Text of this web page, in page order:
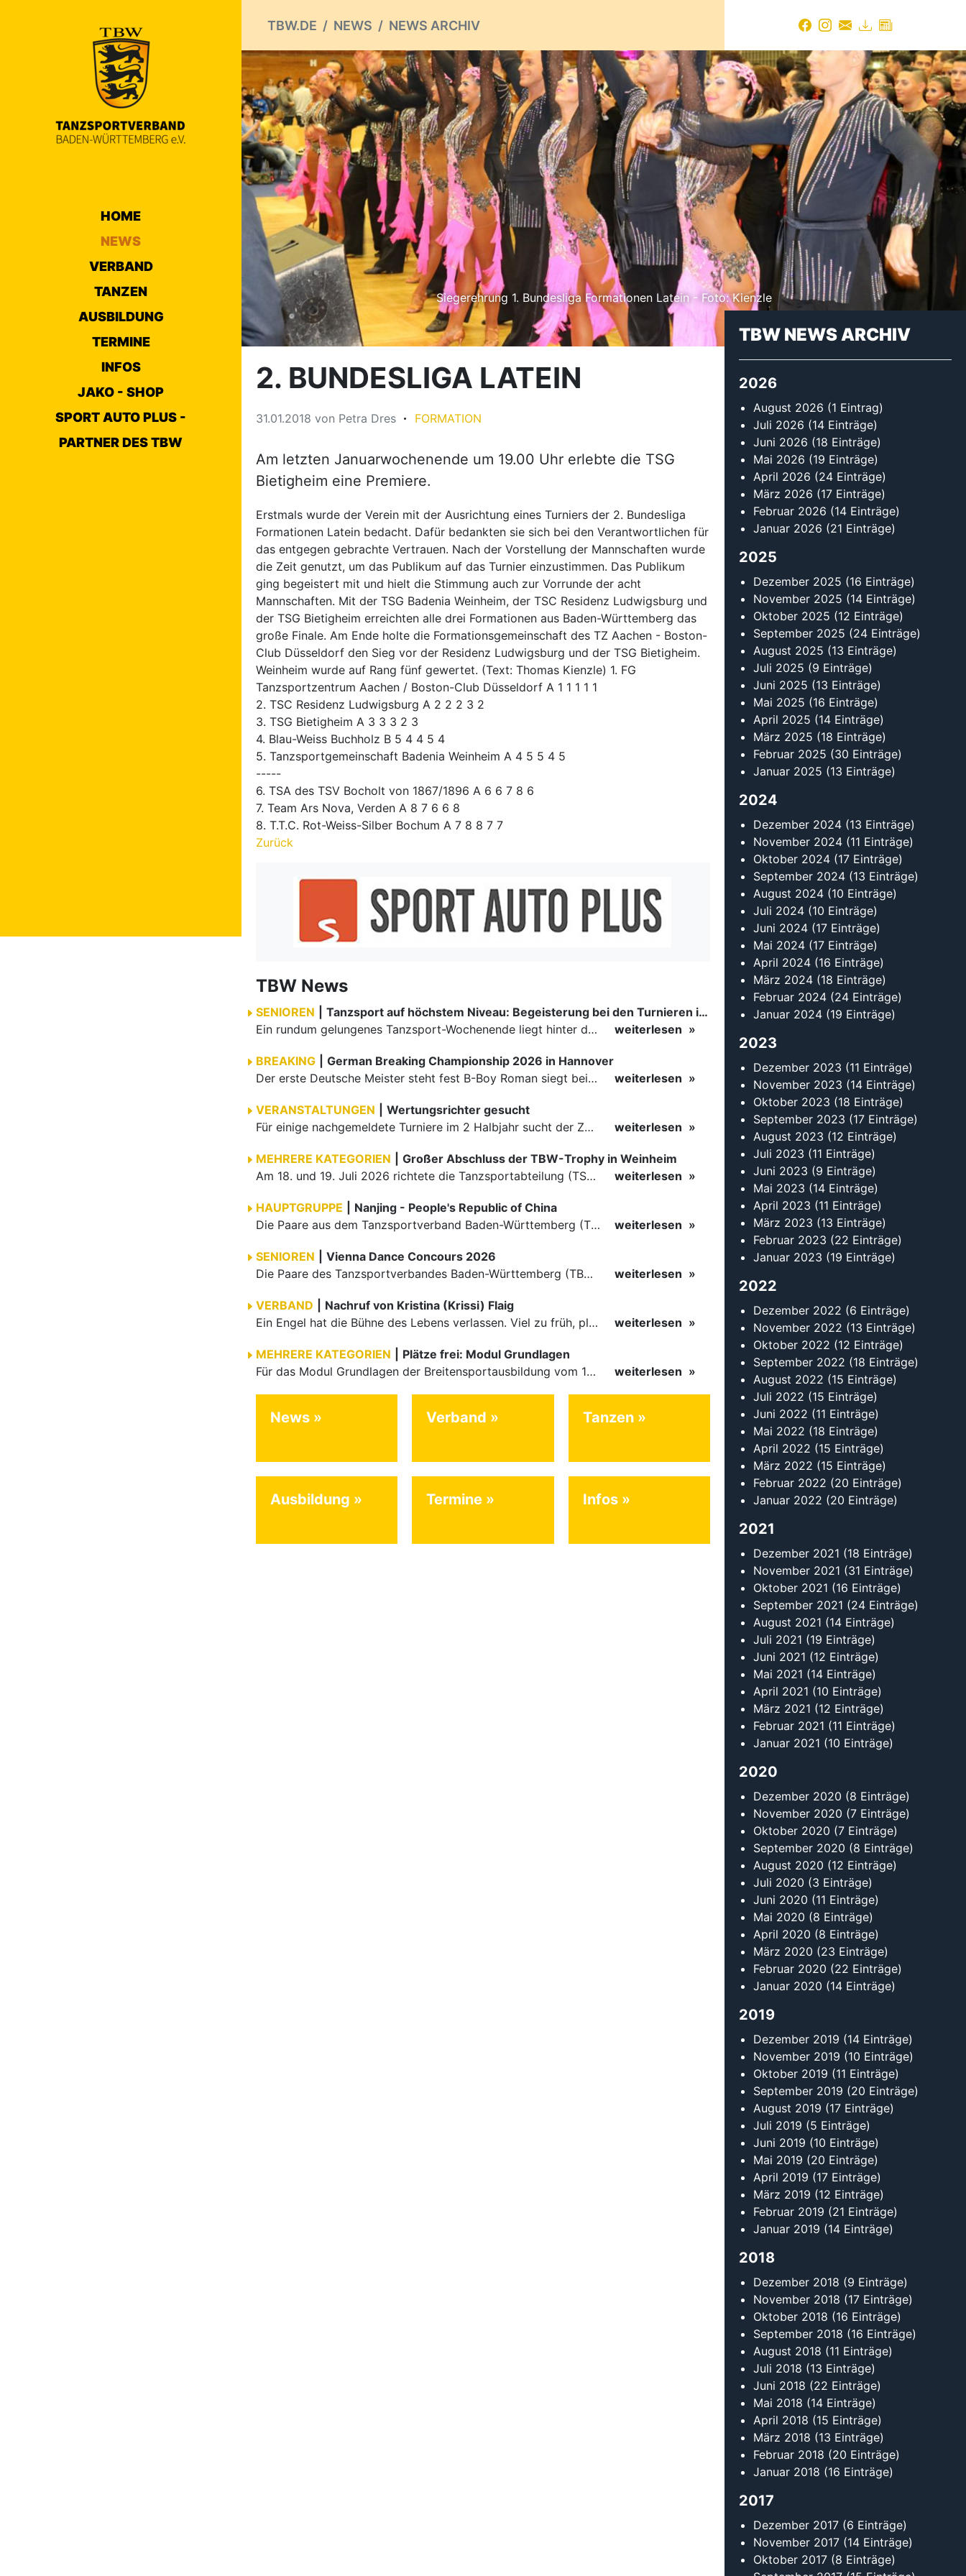
HOME
NEWS
VERBAND
TANZEN
AUSBILDUNG
TERMINE
INFOS
JAKO - SHOP
SPORT AUTO PLUS -
PARTNER DES TBW
TBW.DE NEWS NEWS ARCHIV
Siegerehrung 1. Bundesliga Formationen Latein - Foto: Kienzle
2. BUNDESLIGA LATEIN
31.01.2018 von Petra Dres FORMATION
Am letzten Januarwochenende um 19.00 Uhr erlebte die TSG
Bietigheim eine Premiere.
Erstmals wurde der Verein mit der Ausrichtung eines Turniers der 2. Bundesliga
Formationen Latein bedacht. Dafür bedankten sie sich bei den Verantwortlichen für
das entgegen gebrachte Vertrauen. Nach der Vorstellung der Mannschaften wurde
die Zeit genutzt, um das Publikum auf das Turnier einzustimmen. Das Publikum
ging begeistert mit und hielt die Stimmung auch zur Vorrunde der acht
Mannschaften. Mit der TSG Badenia Weinheim, der TSC Residenz Ludwigsburg und
der TSG Bietigheim erreichten alle drei Formationen aus Baden-Württemberg das
große Finale. Am Ende holte die Formationsgemeinschaft des TZ Aachen - Boston-
Club Düsseldorf den Sieg vor der Residenz Ludwigsburg und der TSG Bietigheim.
Weinheim wurde auf Rang fünf gewertet. (Text: Thomas Kienzle) 1. FG
Tanzsportzentrum Aachen / Boston-Club Düsseldorf A 1 1 1 1 1
2. TSC Residenz Ludwigsburg A 2 2 2 3 2
3. TSG Bietigheim A 3 3 3 2 3
4. Blau-Weiss Buchholz B 5 4 4 5 4
5. Tanzsportgemeinschaft Badenia Weinheim A 4 5 5 4 5
-----
6. TSA des TSV Bocholt von 1867/1896 A 6 6 7 8 6
7. Team Ars Nova, Verden A 8 7 6 6 8
8. T.T.C. Rot-Weiss-Silber Bochum A 7 8 8 7 7
Zurück
TBW News
SENIOREN
Tanzsport auf höchstem Niveau: Begeisterung bei den Turnieren in…
Ein rundum gelungenes Tanzsport-Wochenende liegt hinter den Paaren und Organisatoren in Enzklösterle. Am 1. und 2. August 2026 verwandelte sich die Festhalle wieder in einen lebendigen Mittelpunkt des…
weiterlesen
BREAKING
German Breaking Championship 2026 in Hannover
Der erste Deutsche Meister steht fest B-Boy Roman siegt bei den Juniors
weiterlesen
VERANSTALTUNGEN
Wertungsrichter gesucht
Für einige nachgemeldete Turniere im 2 Halbjahr sucht der ZWE noch Wertungsrichter.
weiterlesen
MEHRERE KATEGORIEN
Großer Abschluss der TBW-Trophy in Weinheim
Am 18. und 19. Juli 2026 richtete die Tanzsportabteilung (TSA) der TSG 1862 Weinheim das Abschlussturnier der diesjährigen TBW-Trophy-Serie aus. Zum traditionellen Saisonfinale kamen rund 400 Starts über…
weiterlesen
HAUPTGRUPPE
Nanjing - People's Republic of China
Die Paare aus dem Tanzsportverband Baden-Württemberg (TBW) haben beim hochklassig besetzten WDSF GrandSlam im chinesischen Nanjing wieder einmal auf internationalem Top-Niveau geglänzt. Das…
weiterlesen
SENIOREN
Vienna Dance Concours 2026
Die Paare des Tanzsportverbandes Baden-Württemberg (TBW) glänzten auf dem internationalen Parkett des Vienna Dance Concourse 2026 im Wiener Rathaus mit hervorragenden Platzierungen Ergebnisse unter: …
weiterlesen
VERBAND
Nachruf von Kristina (Krissi) Flaig
Ein Engel hat die Bühne des Lebens verlassen. Viel zu früh, plötzlich und für uns alle unfassbar, wurde unsere geliebte Kristina (Krissi) Flaig im Alter von 36 Jahren aus dem Leben gerissen. Das Tanzen…
weiterlesen
MEHRERE KATEGORIEN
Plätze frei: Modul Grundlagen
Für das Modul Grundlagen der Breitensportausbildung vom 10. bis 13. September an der Landessportschule Albstadt sind noch Plätze frei. Das Modul kann auch für den Lizenzerhalt (30 LE fachlich) genutzt…
weiterlesen
News Verband Tanzen
Ausbildung Termine Infos
TBW NEWS ARCHIV
2026
August 2026 (1 Eintrag)
Juli 2026 (14 Einträge)
Juni 2026 (18 Einträge)
Mai 2026 (19 Einträge)
April 2026 (24 Einträge)
März 2026 (17 Einträge)
Februar 2026 (14 Einträge)
Januar 2026 (21 Einträge)
2025
Dezember 2025 (16 Einträge)
November 2025 (14 Einträge)
Oktober 2025 (12 Einträge)
September 2025 (24 Einträge)
August 2025 (13 Einträge)
Juli 2025 (9 Einträge)
Juni 2025 (13 Einträge)
Mai 2025 (16 Einträge)
April 2025 (14 Einträge)
März 2025 (18 Einträge)
Februar 2025 (30 Einträge)
Januar 2025 (13 Einträge)
2024
Dezember 2024 (13 Einträge)
November 2024 (11 Einträge)
Oktober 2024 (17 Einträge)
September 2024 (13 Einträge)
August 2024 (10 Einträge)
Juli 2024 (10 Einträge)
Juni 2024 (17 Einträge)
Mai 2024 (17 Einträge)
April 2024 (16 Einträge)
März 2024 (18 Einträge)
Februar 2024 (24 Einträge)
Januar 2024 (19 Einträge)
2023
Dezember 2023 (11 Einträge)
November 2023 (14 Einträge)
Oktober 2023 (18 Einträge)
September 2023 (17 Einträge)
August 2023 (12 Einträge)
Juli 2023 (11 Einträge)
Juni 2023 (9 Einträge)
Mai 2023 (14 Einträge)
April 2023 (11 Einträge)
März 2023 (13 Einträge)
Februar 2023 (22 Einträge)
Januar 2023 (19 Einträge)
2022
Dezember 2022 (6 Einträge)
November 2022 (13 Einträge)
Oktober 2022 (12 Einträge)
September 2022 (18 Einträge)
August 2022 (15 Einträge)
Juli 2022 (15 Einträge)
Juni 2022 (11 Einträge)
Mai 2022 (18 Einträge)
April 2022 (15 Einträge)
März 2022 (15 Einträge)
Februar 2022 (20 Einträge)
Januar 2022 (20 Einträge)
2021
Dezember 2021 (18 Einträge)
November 2021 (31 Einträge)
Oktober 2021 (16 Einträge)
September 2021 (24 Einträge)
August 2021 (14 Einträge)
Juli 2021 (19 Einträge)
Juni 2021 (12 Einträge)
Mai 2021 (14 Einträge)
April 2021 (10 Einträge)
März 2021 (12 Einträge)
Februar 2021 (11 Einträge)
Januar 2021 (10 Einträge)
2020
Dezember 2020 (8 Einträge)
November 2020 (7 Einträge)
Oktober 2020 (7 Einträge)
September 2020 (8 Einträge)
August 2020 (12 Einträge)
Juli 2020 (3 Einträge)
Juni 2020 (11 Einträge)
Mai 2020 (8 Einträge)
April 2020 (8 Einträge)
März 2020 (23 Einträge)
Februar 2020 (22 Einträge)
Januar 2020 (14 Einträge)
2019
Dezember 2019 (14 Einträge)
November 2019 (10 Einträge)
Oktober 2019 (11 Einträge)
September 2019 (20 Einträge)
August 2019 (17 Einträge)
Juli 2019 (5 Einträge)
Juni 2019 (10 Einträge)
Mai 2019 (20 Einträge)
April 2019 (17 Einträge)
März 2019 (12 Einträge)
Februar 2019 (21 Einträge)
Januar 2019 (14 Einträge)
2018
Dezember 2018 (9 Einträge)
November 2018 (17 Einträge)
Oktober 2018 (16 Einträge)
September 2018 (16 Einträge)
August 2018 (11 Einträge)
Juli 2018 (13 Einträge)
Juni 2018 (22 Einträge)
Mai 2018 (14 Einträge)
April 2018 (15 Einträge)
März 2018 (13 Einträge)
Februar 2018 (20 Einträge)
Januar 2018 (16 Einträge)
2017
Dezember 2017 (6 Einträge)
November 2017 (14 Einträge)
Oktober 2017 (8 Einträge)